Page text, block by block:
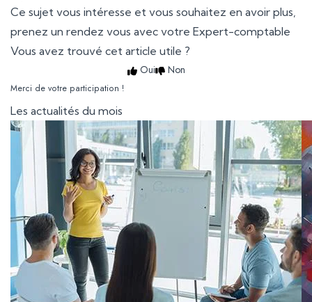
Ce sujet vous intéresse et vous souhaitez en avoir plus,
prenez un rendez vous avec votre Expert-comptable
Vous avez trouvé cet article utile ?
Oui
Non
Merci de votre participation !
Les actualités du mois